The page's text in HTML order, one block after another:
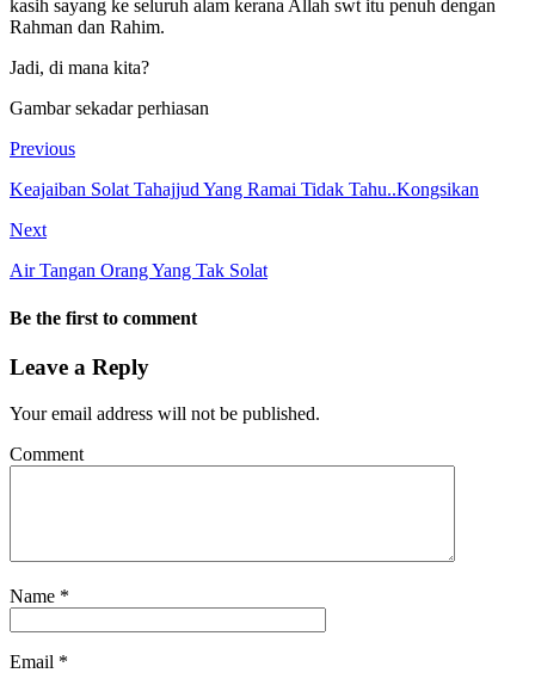
kasih sayang ke seluruh alam kerana Allah swt itu penuh dengan
Rahman dan Rahim.
Jadi, di mana kita?
Gambar sekadar perhiasan
Previous
Keajaiban Solat Tahajjud Yang Ramai Tidak Tahu..Kongsikan
Next
Air Tangan Orang Yang Tak Solat
Be the first to comment
Leave a Reply
Your email address will not be published.
Comment
Name *
Email *